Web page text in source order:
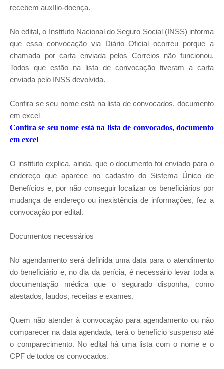
recebem auxílio-doença.
No edital, o Instituto Nacional do Seguro Social (INSS) informa
que essa convocação via Diário Oficial ocorreu porque a
chamada por carta enviada pelos Correios não funcionou.
Todos que estão na lista de convocação tiveram a carta
enviada pelo INSS devolvida.
Confira se seu nome está na lista de convocados, documento
em excel
Confira se seu nome está na lista de convocados, documento
em excel
O instituto explica, ainda, que o documento foi enviado para o
endereço que aparece no cadastro do Sistema Único de
Benefícios e, por não conseguir localizar os beneficiários por
mudança de endereço ou inexistência de informações, fez a
convocação por edital.
Documentos necessários
No agendamento será definida uma data para o atendimento
do beneficiário e, no dia da perícia, é necessário levar toda a
documentação médica que o segurado disponha, como
atestados, laudos, receitas e exames.
Quem não atender à convocação para agendamento ou não
comparecer na data agendada, terá o benefício suspenso até
o comparecimento. No edital há uma lista com o nome e o
CPF de todos os convocados.